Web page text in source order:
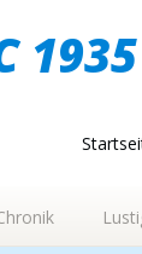
1935